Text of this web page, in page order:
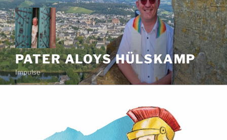
Zum
Inhalt
springen
PATER ALOYS HÜLSKAMP
Impulse